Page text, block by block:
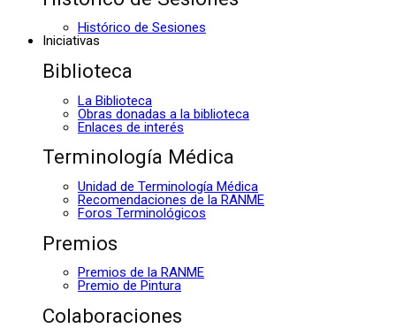
Histórico de Sesiones
Iniciativas
Biblioteca
La Biblioteca
Obras donadas a la biblioteca
Enlaces de interés
Terminología Médica
Unidad de Terminología Médica
Recomendaciones de la RANME
Foros Terminológicos
Premios
Premios de la RANME
Premio de Pintura
Colaboraciones